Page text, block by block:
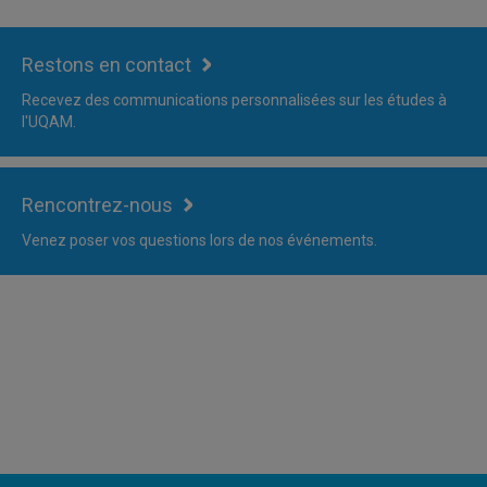
Restons en contact
Recevez des communications personnalisées sur les études à
l'UQAM.
Rencontrez-nous
Venez poser vos questions lors de nos événements.